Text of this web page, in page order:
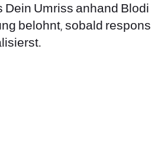
Umriss anhand Blodi
belohnt, sobald respons